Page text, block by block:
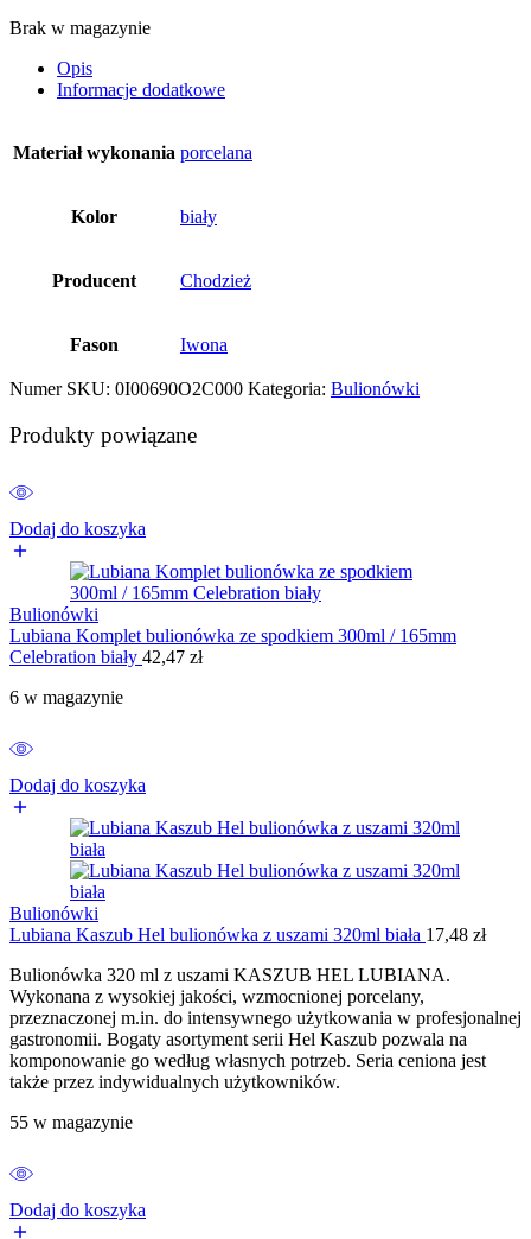
Brak w magazynie
Opis
Informacje dodatkowe
Materiał wykonania porcelana
Kolor biały
Producent Chodzież
Fason Iwona
Numer SKU: 0I00690O2C000 Kategoria: Bulionówki
Produkty powiązane
Dodaj do koszyka
Bulionówki
Lubiana Komplet bulionówka ze spodkiem 300ml / 165mm
Celebration biały 42,47 zł
6 w magazynie
Dodaj do koszyka
Bulionówki
Lubiana Kaszub Hel bulionówka z uszami 320ml biała 17,48 zł
Bulionówka 320 ml z uszami KASZUB HEL LUBIANA.
Wykonana z wysokiej jakości, wzmocnionej porcelany,
przeznaczonej m.in. do intensywnego użytkowania w profesjonalnej
gastronomii. Bogaty asortyment serii Hel Kaszub pozwala na
komponowanie go według własnych potrzeb. Seria ceniona jest
także przez indywidualnych użytkowników.
55 w magazynie
Dodaj do koszyka